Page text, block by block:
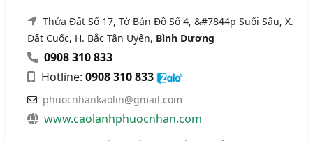
Thửa Đất Số 17, Tờ Bản Đồ Số 4, &#7844p Suối Sâu, X.
Đất Cuốc, H. Bắc Tân Uyên, Bình Dương
0908 310 833
Hotline:0908 310 833
phuocnhankaolin@gmail.com
www.caolanhphuocnhan.com